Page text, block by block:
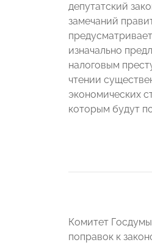
депутатский
замечаний
изначально
налоговым
чтении
экономических
которым будут
Комитет
поправок к